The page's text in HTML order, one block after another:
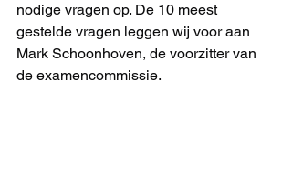
nodige vragen op. De 10 meest
gestelde vragen leggen wij voor aan
Mark Schoonhoven, de voorzitter van
de examencommissie.